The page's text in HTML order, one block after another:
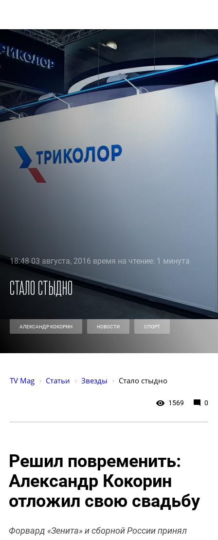
18:48 03 августа, 2016 время на чтение: 1 минута
Стало стыдно
АЛЕКСАНДР КОКОРИН НОВОСТИ СПОРТ
TV Mag Статьи Звезды Стало стыдно
1569 0
Решил повременить:
Александр Кокорин
отложил свою свадьбу
Форвард «Зенита» и сборной России принял